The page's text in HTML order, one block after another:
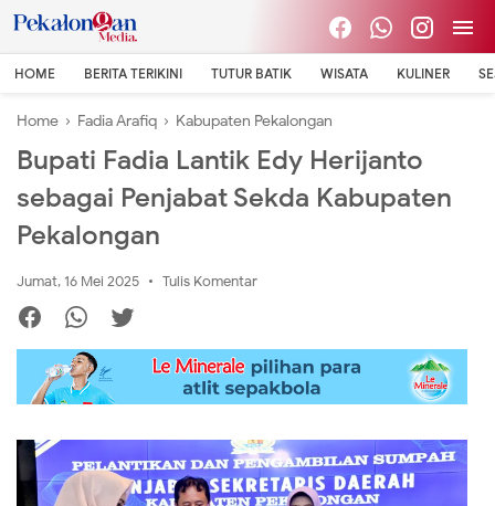
HOME BERITA TERIKINI TUTUR BATIK WISATA KULINER
Home › Fadia Arafiq › Kabupaten Pekalongan
Bupati Fadia Lantik Edy Herijanto
sebagai Penjabat Sekda Kabupaten
Pekalongan
Jumat, 16 Mei 2025 Tulis Komentar